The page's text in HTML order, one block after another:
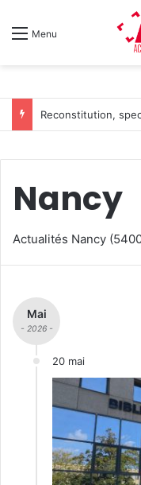
Menu
Nancy
Actualités Nancy
Mai
- 2026 -
20 mai